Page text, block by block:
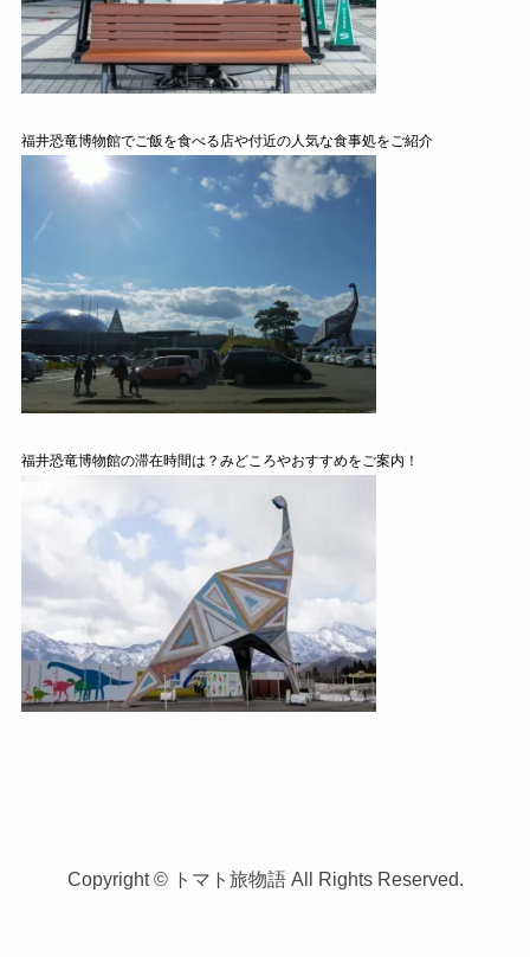
福井恐竜博物館でご飯を食べる店や付近の人気な食事処をご紹介
福井恐竜博物館の滞在時間は？みどころやおすすめをご案内！
Copyright © トマト旅物語 All Rights Reserved.